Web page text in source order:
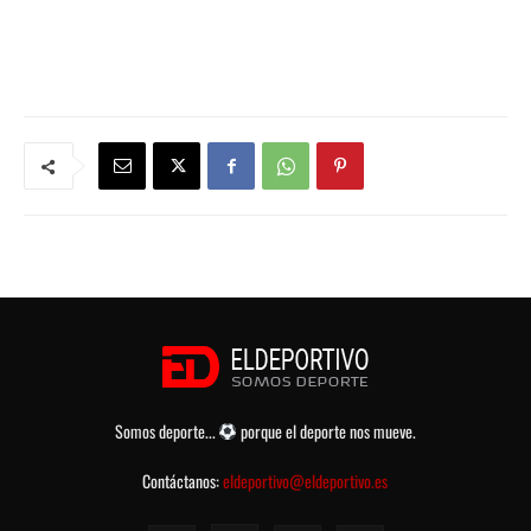
Somos deporte...
porque el deporte nos mueve.
Contáctanos:eldeportivo@eldeportivo.es